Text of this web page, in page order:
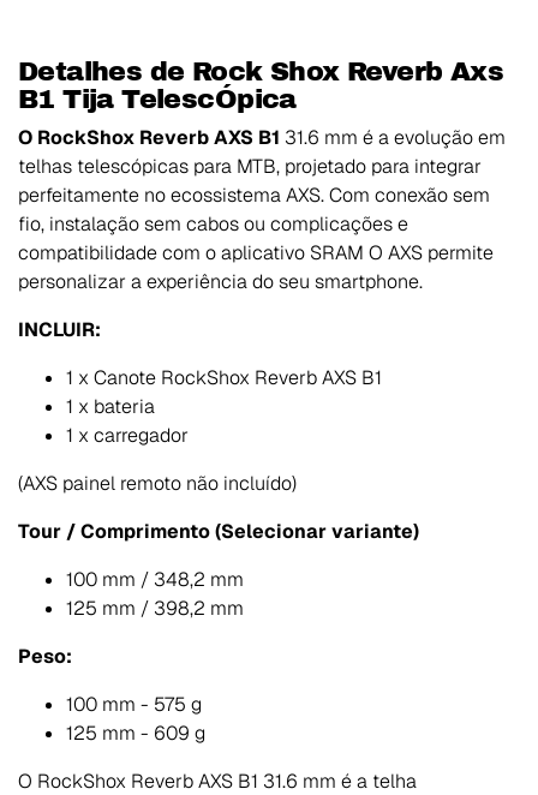
Detalhes de Rock Shox Reverb Axs
B1 Tija TelescÓpica
O RockShox Reverb AXS B1 31.6 mm é a evolução em
telhas telescópicas para MTB, projetado para integrar
perfeitamente no ecossistema AXS. Com conexão sem
fio, instalação sem cabos ou complicações e
compatibilidade com o aplicativo SRAM O AXS permite
personalizar a experiência do seu smartphone.
INCLUIR:
1 x Canote RockShox Reverb AXS B1
1 x bateria
1 x carregador
(AXS painel remoto não incluído)
Tour / Comprimento (Selecionar variante)
100 mm / 348,2 mm
125 mm / 398,2 mm
Peso:
100 mm - 575 g
125 mm - 609 g
O RockShox Reverb AXS B1 31.6 mm é a telha